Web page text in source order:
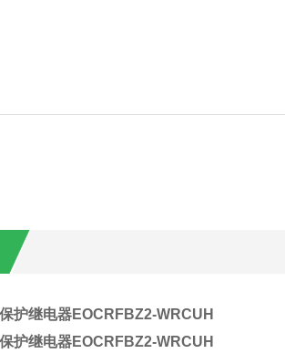
护继电器EOCRFBZ2-WRCUH
护继电器EOCRFBZ2-WRCUH